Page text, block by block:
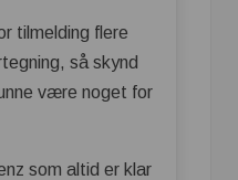
tilmelding flere
så skynd
være noget for
som altid er klar